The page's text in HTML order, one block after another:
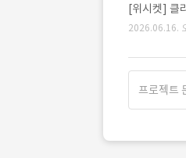
[위시켓] 클
2026.06.16.
프로젝트